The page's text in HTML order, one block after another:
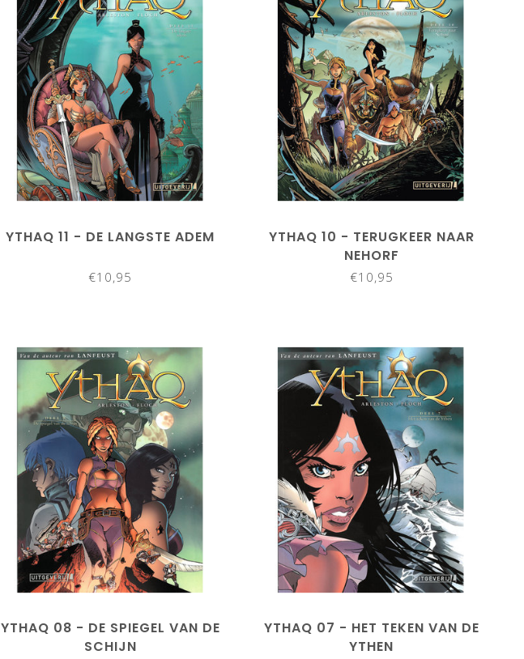
YTHAQ 11 - DE LANGSTE ADEM
€10,95
YTHAQ 10 - TERUGKEER NAAR
NEHORF
€10,95
YTHAQ 08 - DE SPIEGEL VAN DE
SCHIJN
YTHAQ 07 - HET TEKEN VAN DE
YTHEN